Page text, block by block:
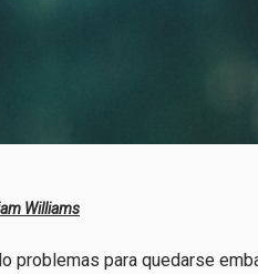
Williams
problemas para quedarse